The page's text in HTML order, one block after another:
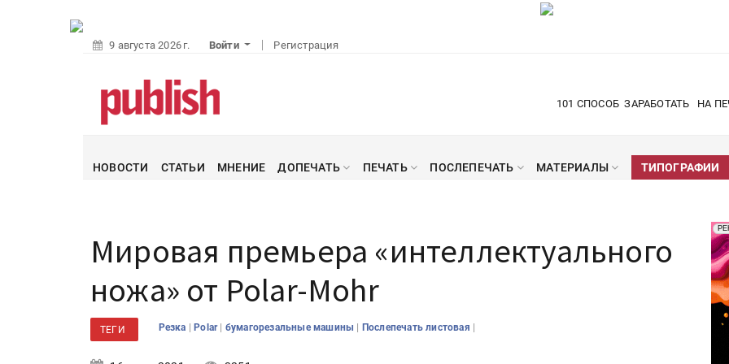
9 августа 2026 г. Войти Регистрация
101 СПОСОБ ЗАРАБОТАТЬ НА
НОВОСТИ СТАТЬИ МНЕНИЕ ДОПЕЧАТЬ ПЕЧАТЬ ПОСЛЕПЕЧАТЬ МАТЕРИАЛЫ ТИПОГРАФИИ
Мировая премьера «интеллектуального
ножа» от Polar-Mohr
ТЕГИ Резка |Polar | бумагорезальные машины | Послепечать листовая |